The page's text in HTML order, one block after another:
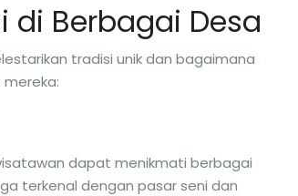
di Berbagai Desa
tradisi unik dan bagaimana
dapat menikmati berbagai
terkenal dengan pasar seni dan